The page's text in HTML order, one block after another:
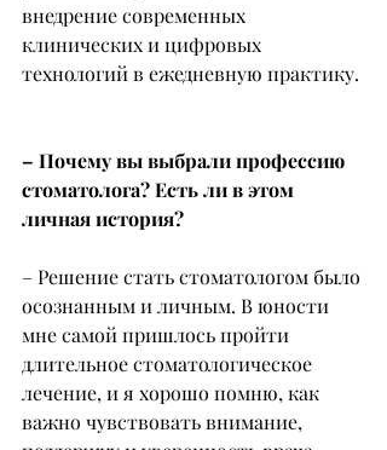
внедрение современных
клинических и цифровых
технологий в ежедневную практику.
– Почему вы выбрали профессию
стоматолога? Есть ли в этом
личная история?
– Решение стать стоматологом было
осознанным и личным. В юности
мне самой пришлось пройти
длительное стоматологическое
лечение, и я хорошо помню, как
важно чувствовать внимание,